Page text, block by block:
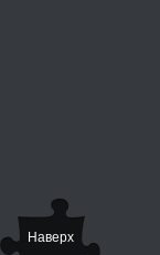
Наверх